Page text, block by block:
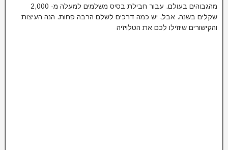
מהגבוהים בעולם. עבור חבילת בסיס משלמים למעלה מ- 2,000
שקלים בשנה. אבל, יש כמה דרכים לשלם הרבה פחות. הנה העיצות
והקישורים שיוזילו לכם את הטלויזיה